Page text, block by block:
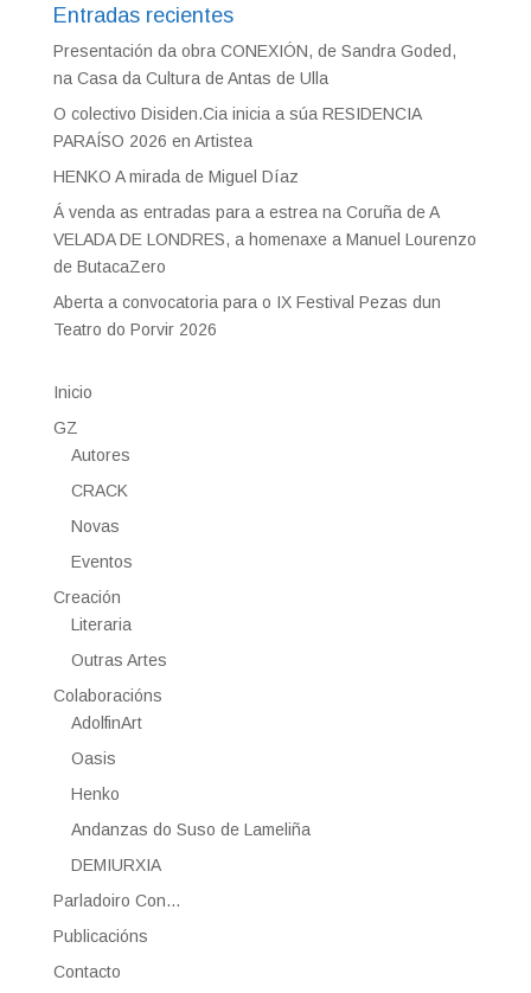
Entradas recientes
Presentación da obra CONEXIÓN, de Sandra Goded,
na Casa da Cultura de Antas de Ulla
O colectivo Disiden.Cia inicia a súa RESIDENCIA
PARAÍSO 2026 en Artistea
HENKO A mirada de Miguel Díaz
Á venda as entradas para a estrea na Coruña de A
VELADA DE LONDRES, a homenaxe a Manuel Lourenzo
de ButacaZero
Aberta a convocatoria para o IX Festival Pezas dun
Teatro do Porvir 2026
Inicio
GZ
Autores
CRACK
Novas
Eventos
Creación
Literaria
Outras Artes
Colaboracións
AdolfinArt
Oasis
Henko
Andanzas do Suso de Lameliña
DEMIURXIA
Parladoiro Con…
Publicacións
Contacto